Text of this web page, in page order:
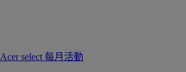
Acer select 每月活動